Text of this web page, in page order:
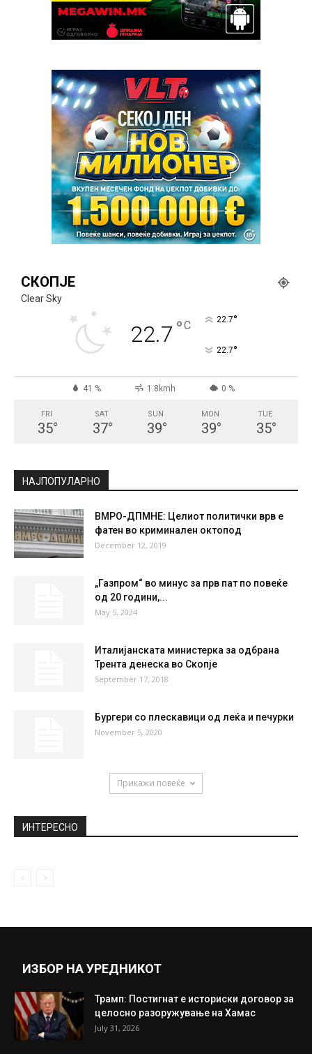
СКОПЈЕ
Clear Sky
22.7 °C 22.7°
22.7°
41 % 1.8kmh 0 %
FRI
35°
SAT
37°
SUN
39°
MON
39°
TUE
35°
НАЈПОПУЛАРНО
ВМРО-ДПМНЕ: Целиот политички врв е
фатен во криминален октопод
December 12, 2019
„Газпром“ во минус за прв пат по повеќе
од 20 години,...
May 5, 2024
Италијанската министерка за одбрана
Трента денеска во Скопје
September 17, 2018
Бургери со плескавици од леќа и печурки
November 5, 2020
Прикажи повеќе
ИНТЕРЕСНО
ИЗБОР НА УРЕДНИКОТ
Трамп: Постигнат е историски договор за
целосно разоружување на Хамас
July 31, 2026